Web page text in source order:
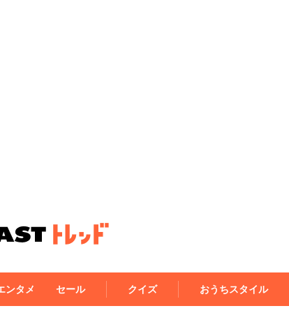
ンタメ セール クイズ おうちスタイル